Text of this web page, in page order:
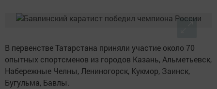
В первенстве Татарстана приняли участие около 70
опытных спортсменов из городов Казань, Альметьевск,
Набережные Челны, Лениногорск, Кукмор, Заинск,
Бугульма, Бавлы.